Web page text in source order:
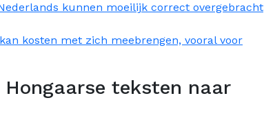
kunnen moeilijk correct overgebracht
kosten met zich meebrengen, vooral voor
teksten naar